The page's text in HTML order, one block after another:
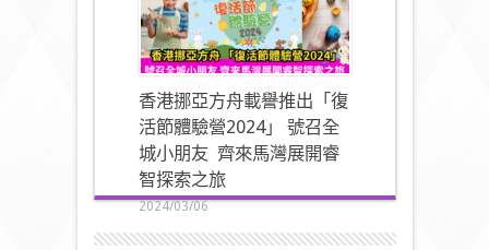
香港挪亞方舟載譽推出「復
活節體驗營2024」 號召全
城小朋友 齊來馬灣展開睿
智探索之旅
2024/03/06